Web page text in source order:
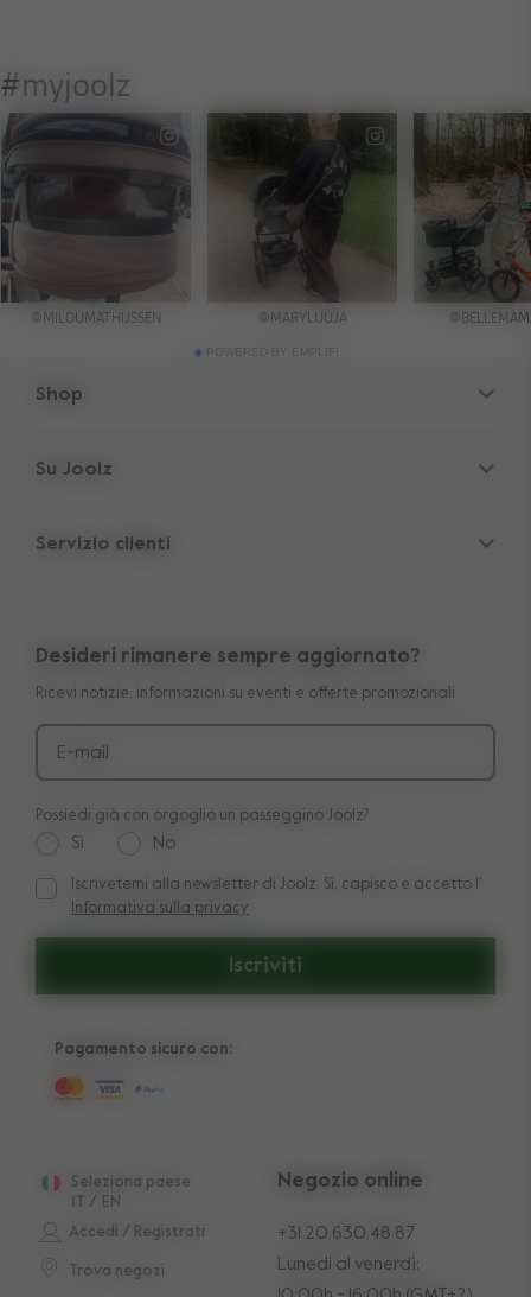
POWERED BY EMPLIFI
Shop
Accessori
Pezzi di ricambio
Su Joolz
Informazioni sull'azienda
Shop the look
Press
Servizio clienti
Manuali
Consegna e pagamento
Resi
Desideri rimanere sempre aggiornato?
Ricevi notizie, informazioni su eventi e offerte promozionali
E-mail
Iscriviti
Possiedi già con orgoglio un passeggino Joolz?
Sì No
Iscrivetemi alla newsletter di Joolz. Sì, capisco e accetto l'
Iscrivetemi alla newsletter di Joolz. Sì, capisco e accetto l'
Informativa sulla privacy
Accedi / Registrati
Trova negozi
Seleziona paese
EN
/
Negozio online
+31 20 630 48 87
Lunedi al venerdì:
Pagamento sicuro con: